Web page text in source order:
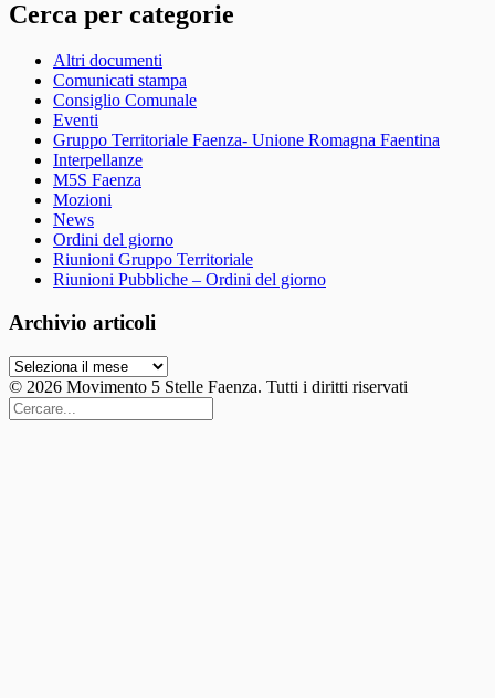
Cerca per categorie
Altri documenti
Comunicati stampa
Consiglio Comunale
Eventi
Gruppo Territoriale Faenza- Unione Romagna Faentina
Interpellanze
M5S Faenza
Mozioni
News
Ordini del giorno
Riunioni Gruppo Territoriale
Riunioni Pubbliche – Ordini del giorno
Archivio articoli
Archivio
articoli
© 2026 Movimento 5 Stelle Faenza. Tutti i diritti riservati